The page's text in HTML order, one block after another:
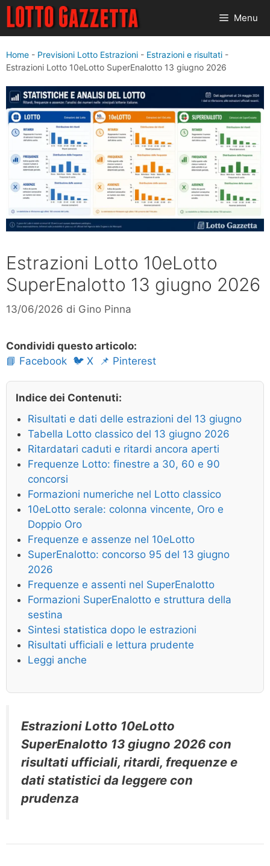
Vai
contenuto
Menu
Home - Previsioni Lotto Estrazioni - Estrazioni e risultati -
Estrazioni Lotto 10eLotto SuperEnalotto 13 giugno 2026
Estrazioni Lotto 10eLotto
SuperEnalotto 13 giugno 2026
13/06/2026 di Gino Pinna
Condividi questo articolo:
📘 Facebook 🐦 X 📌 Pinterest
Indice dei Contenuti:
Risultati e dati delle estrazioni del 13 giugno
Tabella Lotto classico del 13 giugno 2026
Ritardatari caduti e ritardi ancora aperti
Frequenze Lotto: finestre a 30, 60 e 90
concorsi
Formazioni numeriche nel Lotto classico
10eLotto serale: colonna vincente, Oro e
Doppio Oro
Frequenze e assenze nel 10eLotto
SuperEnalotto: concorso 95 del 13 giugno
2026
Frequenze e assenti nel SuperEnalotto
Formazioni SuperEnalotto e struttura della
sestina
Sintesi statistica dopo le estrazioni
Risultati ufficiali e lettura prudente
Leggi anche
Estrazioni Lotto 10eLotto
SuperEnalotto 13 giugno 2026 con
risultati ufficiali, ritardi, frequenze e
dati statistici da leggere con
prudenza